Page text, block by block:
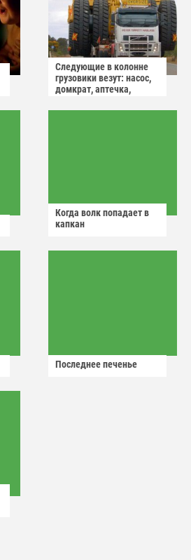
Следующие в колонне
грузовики везут: насос,
домкрат, аптечка,
Когда волк попадает в
капкан
Последнее печенье